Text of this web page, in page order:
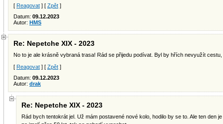
[ Reagovat ] [ Zpět ]
Datum: 09.12.2023
Autor: HMS
Re: Nepetche XIX - 2023
No to je ale krásně vybraná trasa! Rád se přijedu podívat. Byl by hřích nevyužít
[ Reagovat ] [ Zpět ]
Datum: 09.12.2023
Autor: drak
Re: Nepetche XIX - 2023
Rád bych tentokrát jel. Už mám postavené nové kolo, hodilo by se to. Ale ten den